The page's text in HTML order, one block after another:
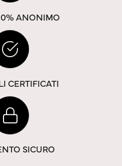
ANONIMO
CERTIFICATI
SICURO